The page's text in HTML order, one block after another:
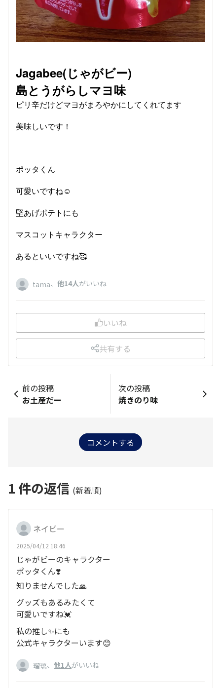
Jagabee(じゃがビー)
島とうがらしマヨ味
ピリ辛だけどマヨがまろやかにしてくれてます
美味しいです！
ポッタくん
可愛いですね☺️
堅あげポテトにも
マスコットキャラクター
あるといいですね🥰
tama、 他14人がいいね
いいね
共有する
前の投稿
お土産だー
次の投稿
焼きのり味
コメントする
1 件の返信 (新着順)
ネイビー
2025/04/12 18:46
じゃがビーのキャラクター
ポッタくん❣️
知りませんでした🙏
グッズもあるみたくて
可愛いですね💓
私の推し✨️にも
公式キャラクターいます😊
瑠璃、 他1人がいいね